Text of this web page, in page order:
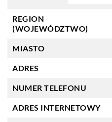
REGION
(WOJEWÓDZTWO)
MIASTO
ADRES
NUMER TELEFONU
ADRES INTERNETOWY